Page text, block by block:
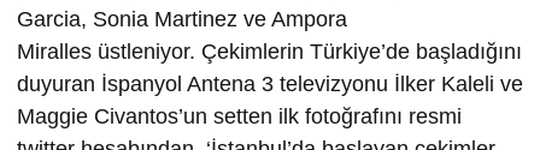
Garcia, Sonia Martinez ve Ampora
Miralles üstleniyor. Çekimlerin Türkiye’de başladığını
duyuran İspanyol Antena 3 televizyonu İlker Kaleli ve
Maggie Civantos’un setten ilk fotoğrafını resmi